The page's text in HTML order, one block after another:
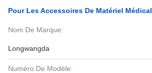
Pour Les Accessoires De Matériel Médical
Nom De Marque:
Longwangda
Numéro De Modèle: